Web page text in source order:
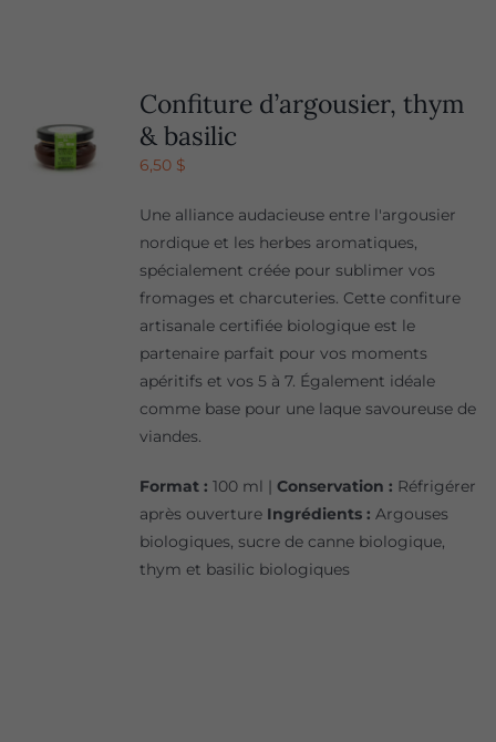
Confiture d’argousier, thym
& basilic
6,50 $
Une alliance audacieuse entre l'argousier
nordique et les herbes aromatiques,
spécialement créée pour sublimer vos
fromages et charcuteries. Cette confiture
artisanale certifiée biologique est le
partenaire parfait pour vos moments
apéritifs et vos 5 à 7. Également idéale
comme base pour une laque savoureuse de
viandes.
Format : 100 ml | Conservation : Réfrigérer
après ouverture Ingrédients : Argouses
biologiques, sucre de canne biologique,
thym et basilic biologiques